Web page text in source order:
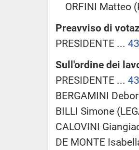
ORFINI Matteo
Preavviso di
PRESIDENTE ... 43
Sull'ordine dei
PRESIDENTE ... 43
BERGAMINI
BILLI Simone
CALOVINI
DE MONTE